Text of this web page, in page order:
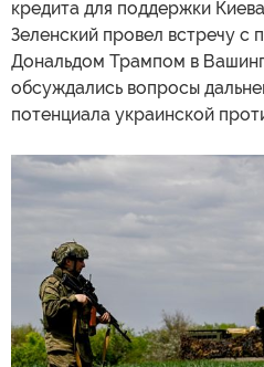
кредита для поддержки
Зеленский провел встречу
Дональдом Трампом в
обсуждались вопросы
потенциала украинской